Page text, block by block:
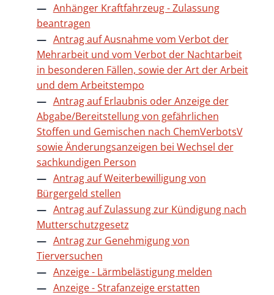
Anhänger Kraftfahrzeug - Zulassung
beantragen
Antrag auf Ausnahme vom Verbot der
Mehrarbeit und vom Verbot der Nachtarbeit
in besonderen Fällen, sowie der Art der Arbeit
und dem Arbeitstempo
Antrag auf Erlaubnis oder Anzeige der
Abgabe/Bereitstellung von gefährlichen
Stoffen und Gemischen nach ChemVerbotsV
sowie Änderungsanzeigen bei Wechsel der
sachkundigen Person
Antrag auf Weiterbewilligung von
Bürgergeld stellen
Antrag auf Zulassung zur Kündigung nach
Mutterschutzgesetz
Antrag zur Genehmigung von
Tierversuchen
Anzeige - Lärmbelästigung melden
Anzeige - Strafanzeige erstatten